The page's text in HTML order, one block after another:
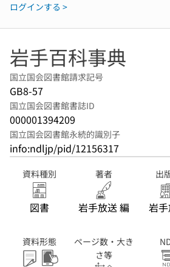
ログインする >
岩手百科事典
国立国会図書館請求記号
GB8-57
国立国会図書館書誌ID
000001394209
国立国会図書館永続的識別子
info:ndljp/pid/12156317
資料種別
図書
著者
岩手放送 編
出
岩
資料形態
ページ数・大き
さ等